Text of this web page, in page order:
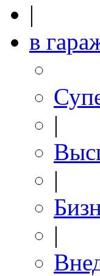
|
в
|
|
|